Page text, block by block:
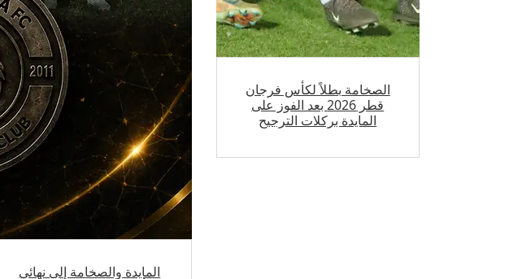
الصخامة بطلاً لكأس فرجان
قطر 2026 بعد الفوز على
المايدة بركلات الترجيح
المايدة والصخامة إلى نهائي